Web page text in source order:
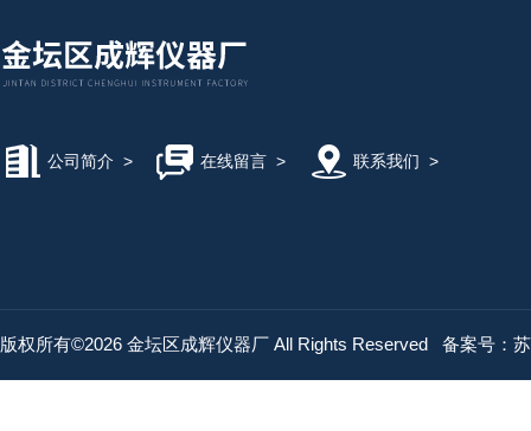
公司简介 > 在线留言> 联系我们 >
版权所有©2026 金坛区成辉仪器厂 All Rights Reserved 备案号：